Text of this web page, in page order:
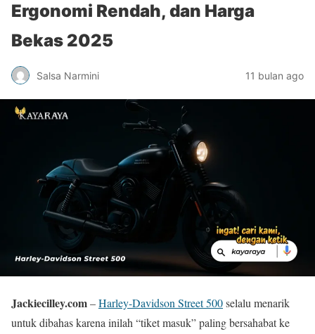
Ergonomi Rendah, dan Harga
Bekas 2025
Salsa Narmini 11 bulan ago
Jackiecilley.com–Harley-Davidson Street 500selalu menarik
untuk dibahas karena inilah “tiket masuk” paling bersahabat ke